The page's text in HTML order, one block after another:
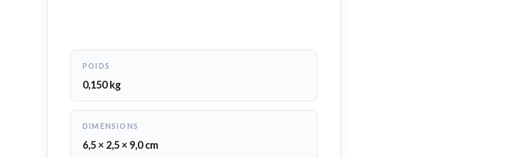
POIDS
0,150 kg
DIMENSIONS
6,5 × 2,5 × 9,0 cm